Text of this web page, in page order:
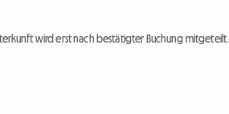
wird erst nach bestätigter Buchung mitgeteilt.